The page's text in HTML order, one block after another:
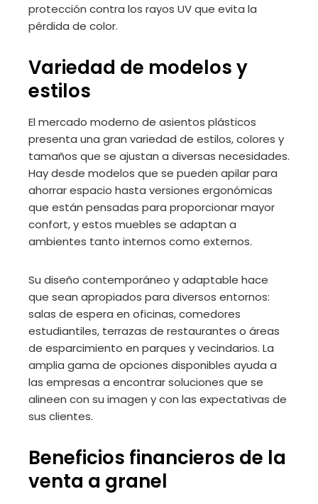
protección contra los rayos UV que evita la
pérdida de color.
Variedad de modelos y
estilos
El mercado moderno de asientos plásticos
presenta una gran variedad de estilos, colores y
tamaños que se ajustan a diversas necesidades.
Hay desde modelos que se pueden apilar para
ahorrar espacio hasta versiones ergonómicas
que están pensadas para proporcionar mayor
confort, y estos muebles se adaptan a
ambientes tanto internos como externos.
Su diseño contemporáneo y adaptable hace
que sean apropiados para diversos entornos:
salas de espera en oficinas, comedores
estudiantiles, terrazas de restaurantes o áreas
de esparcimiento en parques y vecindarios. La
amplia gama de opciones disponibles ayuda a
las empresas a encontrar soluciones que se
alineen con su imagen y con las expectativas de
sus clientes.
Beneficios financieros de la
venta a granel